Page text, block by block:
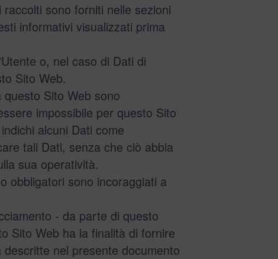
sono forniti nelle sezioni
informativi visualizzati prima
o, nel caso di Dati di
Sito Web.
Sito Web sono
impossibile per questo Sito
alcuni Dati come
tali Dati, senza che ciò abbia
sua operatività.
obbligatori sono incoraggiati a
- da parte di questo
Sito Web ha la finalità di fornire
nel presente documento